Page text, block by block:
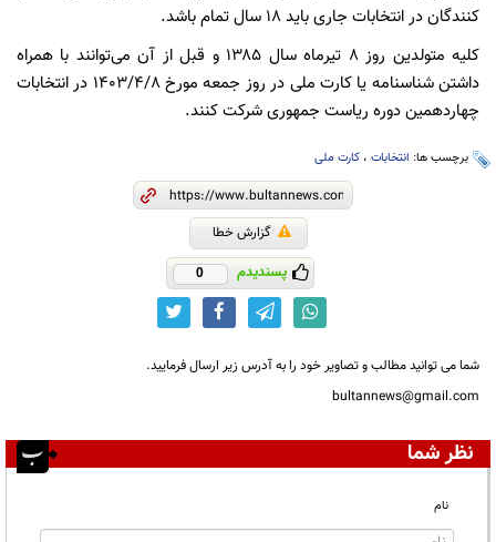
کنندگان در انتخابات جاری باید ۱۸ سال تمام باشد.
کلیه متولدین روز ۸ تیرماه سال ۱۳۸۵ و قبل از آن می‌توانند با همراه
داشتن شناسنامه یا کارت ملی در روز جمعه مورخ ۱۴۰۳/۴/۸ در انتخابات
چهاردهمین دوره ریاست جمهوری شرکت کنند.
برچسب ها: انتخابات ، کارت ملی
گزارش خطا
پسندیدم 0
شما می توانید مطالب و تصاویر خود را به آدرس زیر ارسال فرمایید.
bultannews@gmail.com
نظر شما
نام